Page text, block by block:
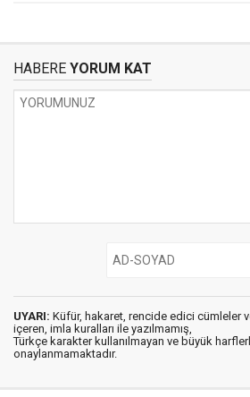
HABERE YORUM KAT
UYARI: Küfür, hakaret, rencide edici cümleler
içeren, imla kuralları ile yazılmamış,
Türkçe karakter kullanılmayan ve büyük
onaylanmamaktadır.